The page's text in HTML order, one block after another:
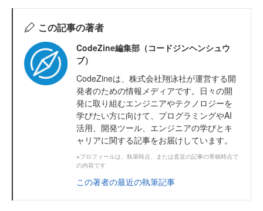
この記事の著者
CodeZine編集部（コードジンヘンシュウ
ブ）
CodeZineは、株式会社翔泳社が運営する開
発者のための情報メディアです。日々の開
発に取り組むエンジニアやテクノロジーを
学びたい方に向けて、プログラミングやAI
活用、開発ツール、エンジニアの学びとキ
ャリアに関する記事をお届けしています。
※プロフィールは、執筆時点、または直近の記事の寄稿時点で
の内容です
この著者の最近の執筆記事